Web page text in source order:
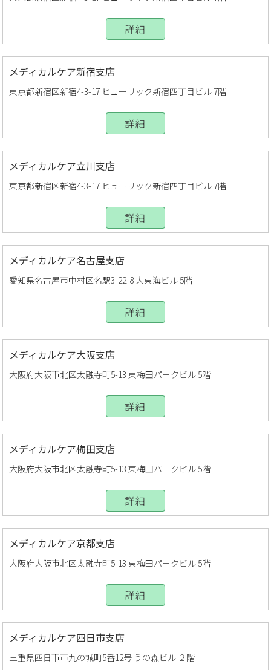
詳細
メディカルケア新宿支店
東京都新宿区新宿4-3-17 ヒューリック新宿四丁目ビル 7階
詳細
メディカルケア立川支店
東京都新宿区新宿4-3-17 ヒューリック新宿四丁目ビル 7階
詳細
メディカルケア名古屋支店
愛知県名古屋市中村区名駅3-22-8 大東海ビル 5階
詳細
メディカルケア大阪支店
大阪府大阪市北区太融寺町5-13 東梅田パークビル 5階
詳細
メディカルケア梅田支店
大阪府大阪市北区太融寺町5-13 東梅田パークビル 5階
詳細
メディカルケア京都支店
大阪府大阪市北区太融寺町5-13 東梅田パークビル 5階
詳細
メディカルケア四日市支店
三重県四日市市九の城町5番12号 うの森ビル ２階